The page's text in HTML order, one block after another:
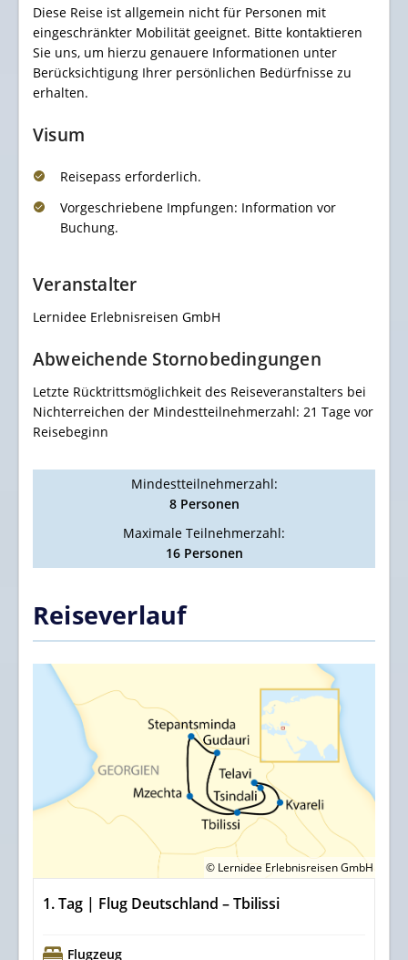
Diese Reise ist allgemein nicht für Personen mit
eingeschränkter Mobilität geeignet. Bitte kontaktieren
Sie uns, um hierzu genauere Informationen unter
Berücksichtigung Ihrer persönlichen Bedürfnisse zu
erhalten.
Visum
Reisepass erforderlich.
Vorgeschriebene Impfungen: Information vor
Buchung.
Veranstalter
Lernidee Erlebnisreisen GmbH
Abweichende Stornobedingungen
Letzte Rücktrittsmöglichkeit des Reiseveranstalters bei
Nichterreichen der Mindestteilnehmerzahl: 21 Tage vor
Reisebeginn
Mindestteilnehmerzahl:
8 Personen
Maximale Teilnehmerzahl:
16 Personen
Reiseverlauf
© Lernidee Erlebnisreisen GmbH
1. Tag | Flug Deutschland – Tbilissi
Flugzeug